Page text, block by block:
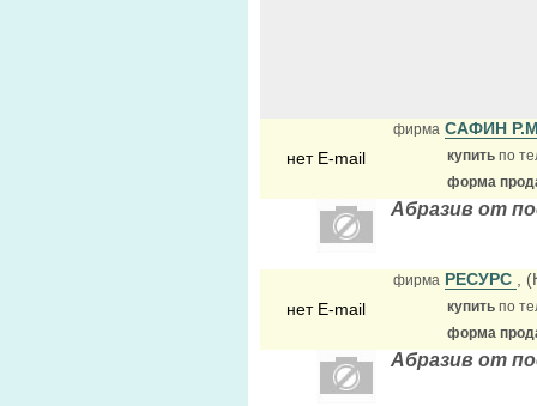
нет E-mail
фирма САФИН
купить по
форма
Абразив от
нет E-mail
фирма РЕСУРС ,
купить по
форма
Абразив от